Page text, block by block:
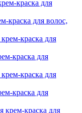
краска для волос,
краска для
краска для